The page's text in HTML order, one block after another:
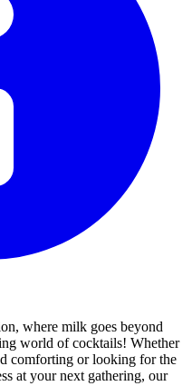
where milk goes beyond
world of cocktails! Whether
comforting or looking for the
at your next gathering, our